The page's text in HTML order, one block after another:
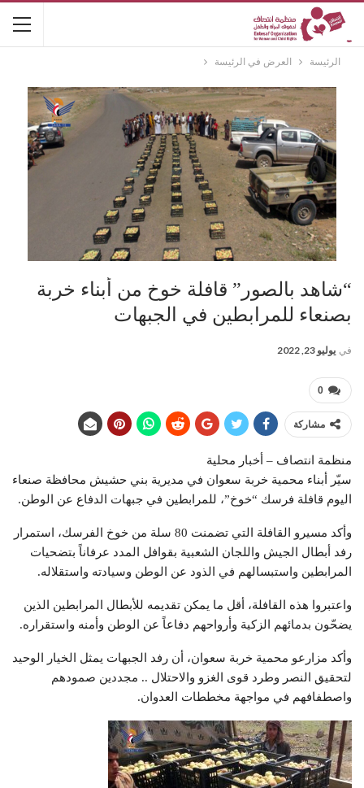
الرئيسة العرض في الرئيسة
“شاهد بالصور” قافلة خوخ من أبناء خربة
بصنعاء للمرابطين في الجبهات
في يوليو 23, 2022
0
مشاركة
منظمة انتصاف – أخبار محلية
سيّر أبناء محمية خربة سعوان في مديرية بني حشيش محافظة صنعاء
اليوم قافلة فرسك “خوخ”، للمرابطين في جبهات الدفاع عن الوطن.
وأكد مسيرو القافلة التي تضمنت 80 سلة من خوخ الفرسك، استمرار
رفد أبطال الجيش واللجان الشعبية بقوافل المدد عرفاناً بتضحيات
المرابطين واستبسالهم في الذود عن الوطن وسيادته واستقلاله.
واعتبروا هذه القافلة، أقل ما يمكن تقديمه للأبطال المرابطين الذين
يضحّون بدمائهم الزكية وأرواحهم دفاعاً عن الوطن وأمنه واستقراره.
وأكد مزارعو محمية خربة سعوان، أن رفد الجبهات يمثل الخيار الوحيد
لتحقيق النصر وطرد قوى الغزو والاحتلال .. مجددين صمودهم
واصطفافهم في مواجهة مخططات العدوان.